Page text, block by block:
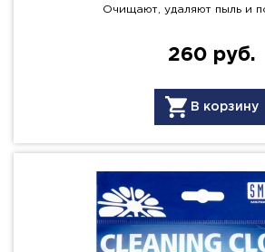
Очищают, удаляют пыль и
260 руб.
В корзину